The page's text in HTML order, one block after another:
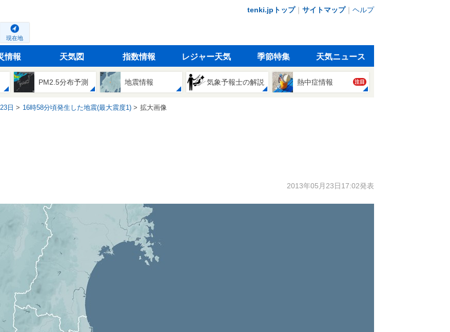
tenki.jpトップ｜ サイトマップ｜ ヘルプ
現在地
情報 天気図 指数情報 レジャー天気 季節特集 天気ニュース
PM2.5分布予測 地震情報 気象予報士の解説 熱中症情報 注目
日 16時58分頃発生した地震(最大震度1) 拡大画像
2013年05月23日17:02発表